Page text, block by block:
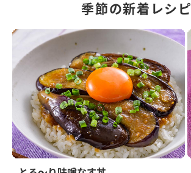
季節の新着レシピ